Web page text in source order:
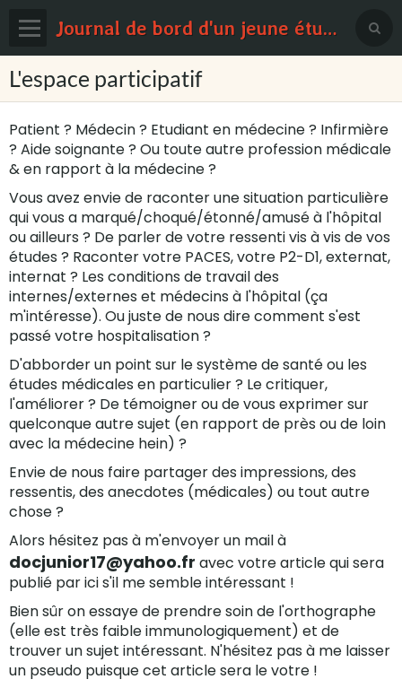
Journal de bord d'un jeune étudiant en médecine
Page d'accueil
Contact
L'espace participatif
Patient ? Médecin ? Etudiant en médecine ? Infirmière
? Aide soignante ? Ou toute autre profession médicale
& en rapport à la médecine ?
Vous avez envie de raconter une situation particulière
qui vous a marqué/choqué/étonné/amusé à l'hôpital
ou ailleurs ? De parler de votre ressenti vis à vis de vos
études ? Raconter votre PACES, votre P2-D1, externat,
internat ? Les conditions de travail des
internes/externes et médecins à l'hôpital (ça
m'intéresse). Ou juste de nous dire comment s'est
passé votre hospitalisation ?
D'abborder un point sur le système de santé ou les
études médicales en particulier ? Le critiquer,
l'améliorer ? De témoigner ou de vous exprimer sur
quelconque autre sujet (en rapport de près ou de loin
avec la médecine hein) ?
Envie de nous faire partager des impressions, des
ressentis, des anecdotes (médicales) ou tout autre
chose ?
Alors hésitez pas à m'envoyer un mail à
docjunior17@yahoo.fr avec votre article qui sera
publié par ici s'il me semble intéressant !
Bien sûr on essaye de prendre soin de l'orthographe
(elle est très faible immunologiquement) et de
trouver un sujet intéressant. N'hésitez pas à me laisser
un pseudo puisque cet article sera le votre !